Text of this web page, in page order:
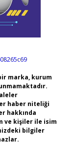
marka, kurum
haber niteliği
hakkında
ve kişiler ile isim
bilgiler